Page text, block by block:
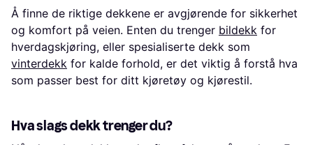
Å finne de riktige dekkene er avgjørende for sikkerhet
og komfort på veien. Enten du trenger bildekk for
hverdagskjøring, eller spesialiserte dekk som
vinterdekk for kalde forhold, er det viktig å forstå hva
som passer best for ditt kjøretøy og kjørestil.
Hva slags dekk trenger du?